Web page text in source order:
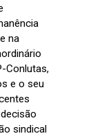
na
Conlutas,
e o seu
sindical